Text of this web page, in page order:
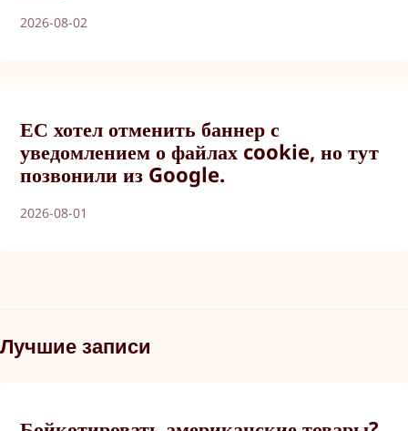
2026-08-02
ЕС хотел отменить баннер с
уведомлением о файлах cookie, но тут
позвонили из Google.
2026-08-01
Лучшие записи